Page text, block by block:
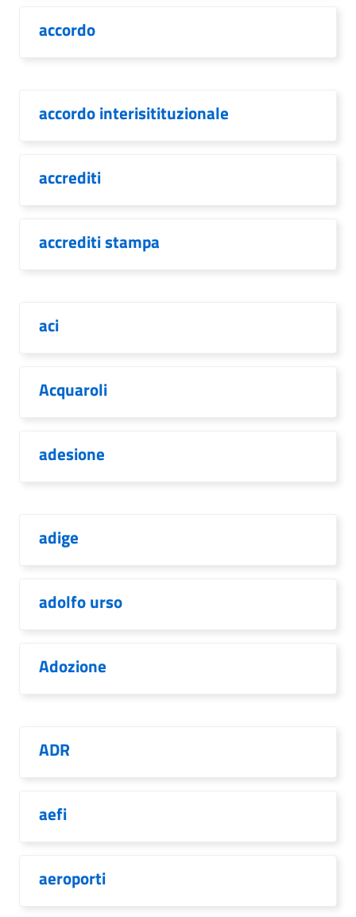
accordo
accordo interisitituzionale
accrediti
accrediti stampa
aci
Acquaroli
adesione
adige
adolfo urso
Adozione
ADR
aefi
aeroporti